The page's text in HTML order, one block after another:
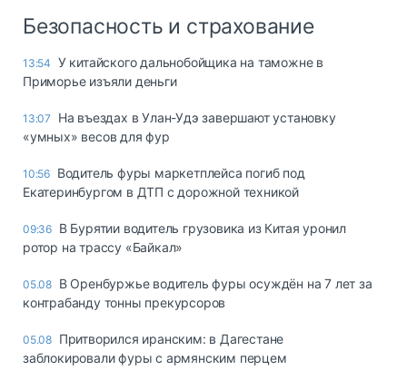
Безопасность и страхование
13:54 У китайского дальнобойщика на таможне в
Приморье изъяли деньги
13:07
Ha въeздax в Улaн-Удэ зaвepшaют ycтaнoвкy
«yмныx» вecoв для фyp
10:56 Водитель фуры маркетплейса погиб под
Екатеринбургом в ДТП с дорожной техникой
09:36 В Бурятии водитель грузовика из Китая уронил
ротор на трассу «Байкал»
05.08 В Оренбуржье водитель фуры осуждён на 7 лет за
контрабанду тонны прекурсоров
05.08 Притворился иранским: в Дагестане
заблокировали фуры с армянским перцем